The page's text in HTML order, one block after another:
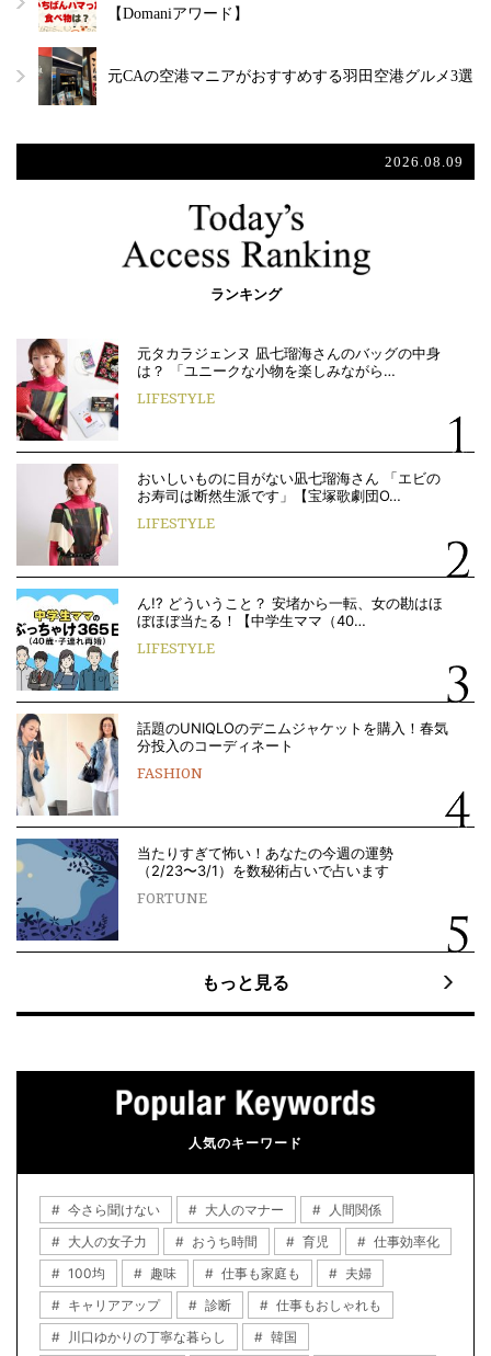
【Domaniアワード】
元CAの空港マニアがおすすめする羽田空港グルメ3選
2026.08.09
ランキング
元タカラジェンヌ 凪七瑠海さんのバッグの中身
は？ 「ユニークな小物を楽しみながら…
LIFESTYLE
おいしいものに目がない凪七瑠海さん 「エビの
お寿司は断然生派です」【宝塚歌劇団O…
LIFESTYLE
ん!? どういうこと？ 安堵から一転、女の勘はほ
ぼほぼ当たる！【中学生ママ（40…
LIFESTYLE
話題のUNIQLOのデニムジャケットを購入！春気
分投入のコーディネート
FASHION
当たりすぎて怖い！あなたの今週の運勢
（2/23〜3/1）を数秘術占いで占います
FORTUNE
もっと見る
人気のキーワード
今さら聞けない 大人のマナー
人間関係
大人の女子力
おうち時間 育児
仕事効率化
100均
趣味 仕事も家庭も
夫婦
キャリアアップ
診断
仕事もおしゃれも
川口ゆかりの丁寧な暮らし
韓国